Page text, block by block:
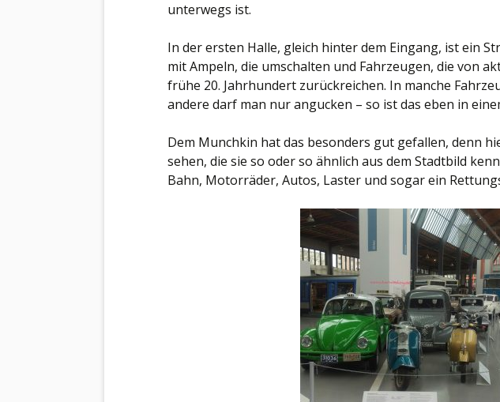
unterwegs ist.
In der ersten Halle, gleich hinter dem Eingang, ist ein
mit Ampeln, die umschalten und Fahrzeugen, die von
frühe 20. Jahrhundert zurückreichen. In manche
andere darf man nur angucken – so ist das eben in
Dem Munchkin hat das besonders gut gefallen, denn
sehen, die sie so oder so ähnlich aus dem Stadtbild
Bahn, Motorräder, Autos, Laster und sogar ein